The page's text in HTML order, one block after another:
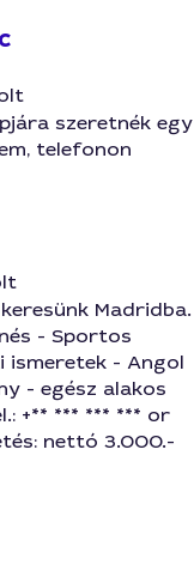
szeretnék egy
telefonon
Madridba.
- Sportos
- Angol
- egész alakos
+** *** *** *** or
nettó 3.000.-